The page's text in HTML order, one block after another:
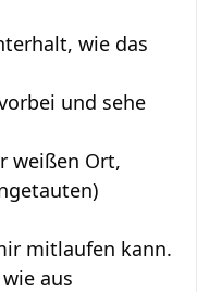
wie das
und sehe
weißen Ort,
mitlaufen kann.
aus